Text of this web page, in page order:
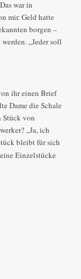
war in
mir. Geld hatte
borgen –
„Jeder soll
ihr einen Brief
Dame die Schale
Stück von
„Ja, ich
bleibt für sich
Einzelstücke